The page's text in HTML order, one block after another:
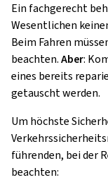
Ein fachgerecht
Wesentlichen
Beim Fahren
beachten.Aber:
eines bereits
getauscht werden.
Um höchste
führenden, bei der
beachten: